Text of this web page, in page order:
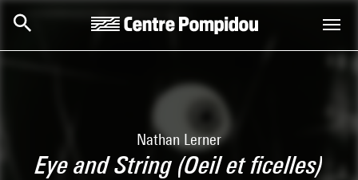
Nathan Lerner
Eye and String (Oeil et ficelles)